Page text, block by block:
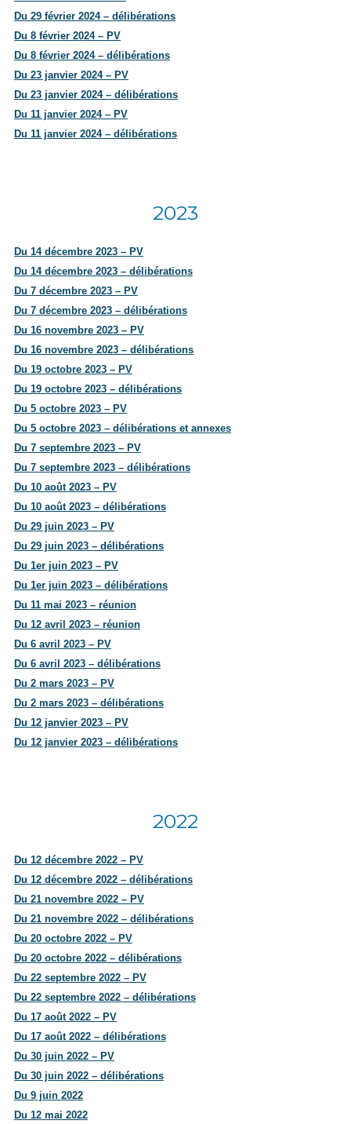
Du 29 février 2024 – délibérations
Du 8 février 2024 – PV
Du 8 février 2024 – délibérations
Du 23 janvier 2024 – PV
Du 23 janvier 2024 – délibérations
Du 11 janvier 2024 – PV
Du 11 janvier 2024 – délibérations
2023
Du 14 décembre 2023 – PV
Du 14 décembre 2023 – délibérations
Du 7 décembre 2023 – PV
Du 7 décembre 2023 – délibérations
Du 16 novembre 2023 – PV
Du 16 novembre 2023 – délibérations
Du 19 octobre 2023 – PV
Du 19 octobre 2023 – délibérations
Du 5 octobre 2023 – PV
Du 5 octobre 2023 – délibérations et annexes
Du 7 septembre 2023 – PV
Du 7 septembre 2023 – délibérations
Du 10 août 2023 – PV
Du 10 août 2023 – délibérations
Du 29 juin 2023 – PV
Du 29 juin 2023 – délibérations
Du 1er juin 2023 – PV
Du 1er juin 2023 – délibérations
Du 11 mai 2023 – réunion
Du 12 avril 2023 – réunion
Du 6 avril 2023 – PV
Du 6 avril 2023 – délibérations
Du 2 mars 2023 – PV
Du 2 mars 2023 – délibérations
Du 12 janvier 2023 – PV
Du 12 janvier 2023 – délibérations
2022
Du 12 décembre 2022 – PV
Du 12 décembre 2022 – délibérations
Du 21 novembre 2022 – PV
Du 21 novembre 2022 – délibérations
Du 20 octobre 2022 – PV
Du 20 octobre 2022 – délibérations
Du 22 septembre 2022 – PV
Du 22 septembre 2022 – délibérations
Du 17 août 2022 – PV
Du 17 août 2022 – délibérations
Du 30 juin 2022 – PV
Du 30 juin 2022 – délibérations
Du 9 juin 2022
Du 12 mai 2022